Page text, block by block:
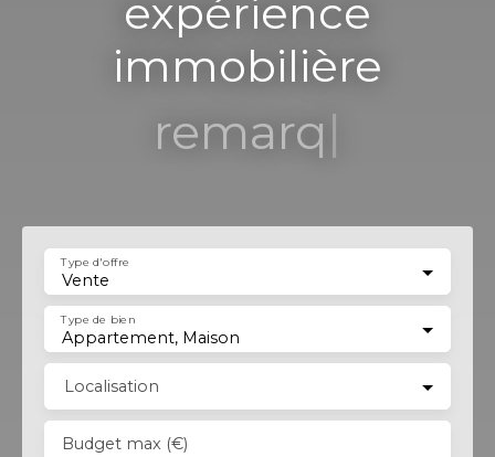
expérience
immobilière
remarquable
Vente
Type d'offre
Appartement, Maison
Type de bien
Localisation
Budget max (€)